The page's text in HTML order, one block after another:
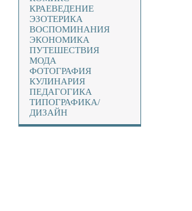
КРАЕВЕДЕНИЕ
ЭЗОТЕРИКА
ВОСПОМИНАНИЯ
ЭКОНОМИКА
ПУТЕШЕСТВИЯ
МОДА
ФОТОГРАФИЯ
КУЛИНАРИЯ
ПЕДАГОГИКА
ТИПОГРАФИКА/
ДИЗАЙН